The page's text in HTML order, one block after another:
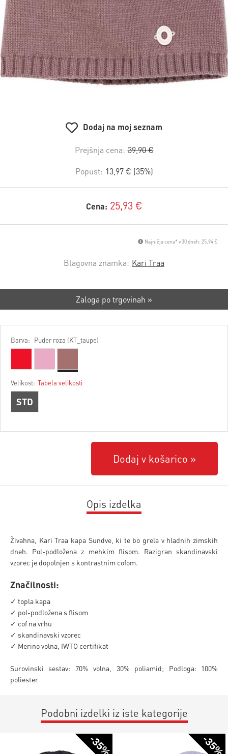
Dodaj na moj seznam
Prejšnja cena: 39,90 €
Popust: 13,97 € (35%)
Cena: 25,93 €
Najnižja cena* v 30 dneh: 25,94 €
Blagovna znamka: Kari Traa
Zaloga po trgovinah »
Barva: Puder roza (KT_taupe)
Velikost: Tabela velikosti
STD
Dodaj v košarico
Opis izdelka
Živahna, Kari Traa kapa Sundve, ki te bo grela v hladnih zimskih
dneh. Pol-podložena z mehkim flisom. Razigran skandinavski
vzorec je dopolnjen s kontrastnim cofom.
Značilnosti:
✓ topla kapa
✓ pol-podložena s flisom
✓ cof na vrhu
✓ skandinavski vzorec
✓ Merino volna, IWTO certifikat
Surovinski sestav: 70% volna, 30% poliamid; Podloga: 100%
poliester
Podobni izdelki iz iste kategorije
-35% -35%